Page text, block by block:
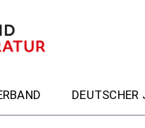
DEUTSCHER